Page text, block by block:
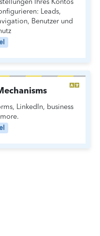
Ihres Kontos
Leads,
Benutzer und
LinkedIn, business